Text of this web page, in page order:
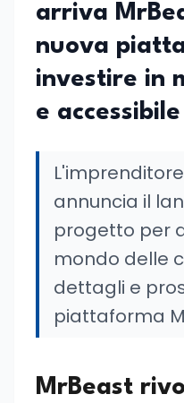
arriva
nuova
investire in
e accessibile
annuncia il
progetto per
mondo delle
dettagli e
piattaforma
MrBeast